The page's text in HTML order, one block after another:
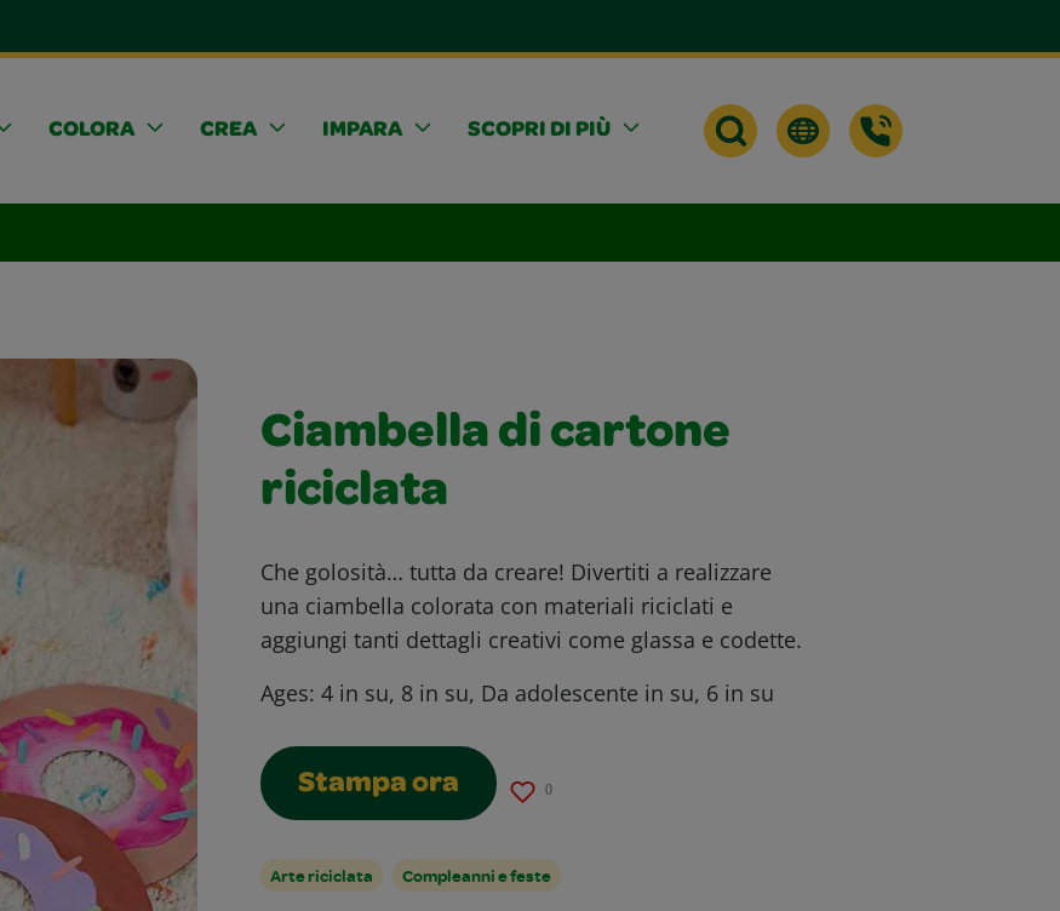
COLORA CREA IMPARA SCOPRI DI PIÙ
Ciambella di cartone
riciclata
Che golosità… tutta da creare! Divertiti a realizzare
una ciambella colorata con materiali riciclati e
aggiungi tanti dettagli creativi come glassa e codette.
Ages: 4 in su, 8 in su, Da adolescente in su, 6 in su
Stampa ora 0
Arte riciclata Compleanni e feste